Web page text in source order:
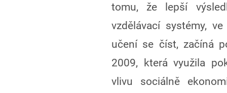
tomu, že lepší
vzdělávací systémy,
učení se číst, začíná
2009, která využila
vlivu sociálně